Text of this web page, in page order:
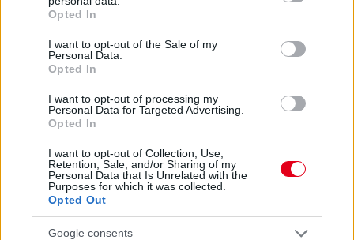
grant or deny consent to Google and its third-party tags to
use your data for below specified purposes in below Google
consent section.
Opted In
I want to opt-out of the Sale of my
Personal Data.
Opted In
I want to opt-out of processing my
Personal Data for Targeted Advertising.
Opted In
I want to opt-out of Collection, Use,
Retention, Sale, and/or Sharing of my
Personal Data that Is Unrelated with the
Purposes for which it was collected.
Opted Out
Google consents
amilyet nagyon ritkán: Ayrton Senna az élről pördült ki. A
legnagyobb is tud hibázni, vagy mégsem?
előző hírek
Hallgasd meg a Formula Podcast
legfrissebb adását!